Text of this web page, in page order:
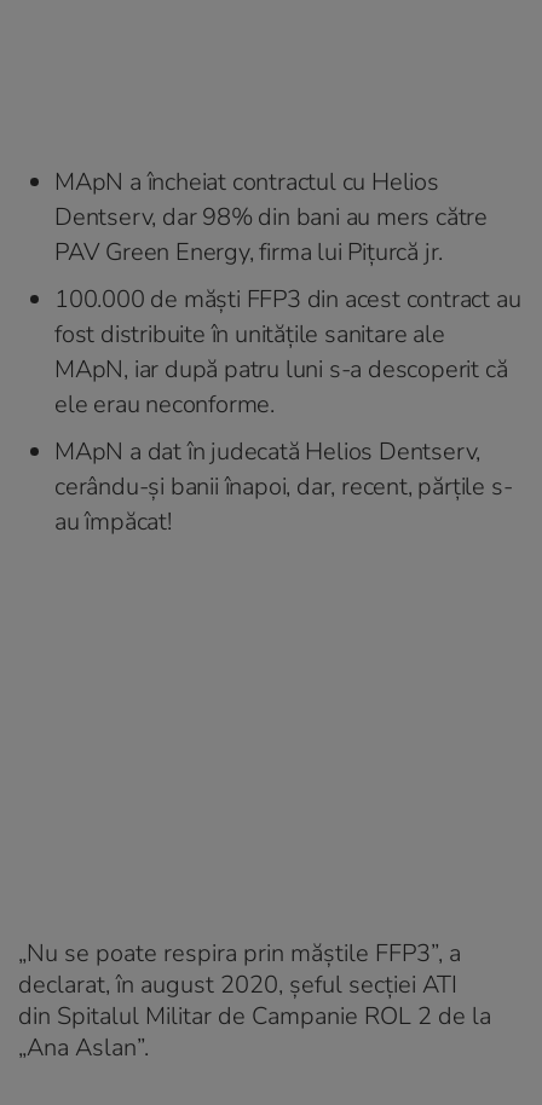
MApN a încheiat contractul cu Helios
Dentserv, dar 98% din bani au mers către
PAV Green Energy, firma lui Piţurcă jr.
100.000 de măşti FFP3 din acest contract au
fost distribuite în unităţile sanitare ale
MApN, iar după patru luni s-a descoperit că
ele erau neconforme.
MApN a dat în judecată Helios Dentserv,
cerându-şi banii înapoi, dar, recent, părţile s-
au împăcat!
„Nu se poate respira prin măştile FFP3”, a
declarat, în august 2020, şeful secției ATI
din Spitalul Militar de Campanie ROL 2 de la
„Ana Aslan”.